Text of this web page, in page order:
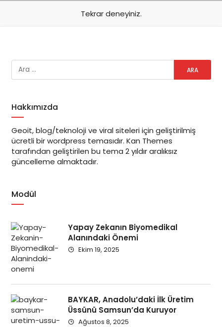
Tekrar deneyiniz.
Hakkımızda
Geoit, blog/teknoloji ve viral siteleri için geliştirilmiş
ücretli bir wordpress temasıdır. Kan Themes
tarafından geliştirilen bu tema 2 yıldır aralıksız
güncelleme almaktadır.
Modül
Yapay Zekanın Biyomedikal
Alanındaki Önemi
Ekim 19, 2025
BAYKAR, Anadolu’daki İlk Üretim
Üssünü Samsun’da Kuruyor
Ağustos 8, 2025